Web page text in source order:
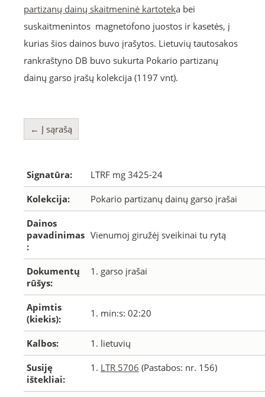
partizanų dainų skaitmeninė kartoteka bei
suskaitmenintos magnetofono juostos ir kasetės, į
kurias šios dainos buvo įrašytos. Lietuvių tautosakos
rankraštyno DB buvo sukurta Pokario partizanų
dainų garso įrašų kolekcija (1197 vnt).
← Į sąrašą
Signatūra: LTRF mg 3425-24
Kolekcija: Pokario partizanų dainų garso įrašai
Dainos
pavadinimas
:
Vienumoj giružėj sveikinai tu rytą
Dokumentų
rūšys:
1. garso įrašai
Apimtis
(kiekis):
1. min:s: 02:20
Kalbos: 1. lietuvių
Susiję
ištekliai:
1. LTR 5706 (Pastabos: nr. 156)